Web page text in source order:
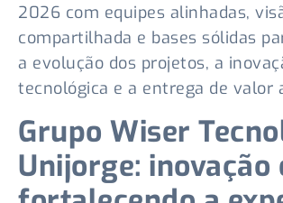
2026 com equipes alinhadas,
compartilhada e bases sólidas
a evolução dos projetos, a
tecnológica e a entrega de valor
Grupo Wiser
Unijorge: inovação